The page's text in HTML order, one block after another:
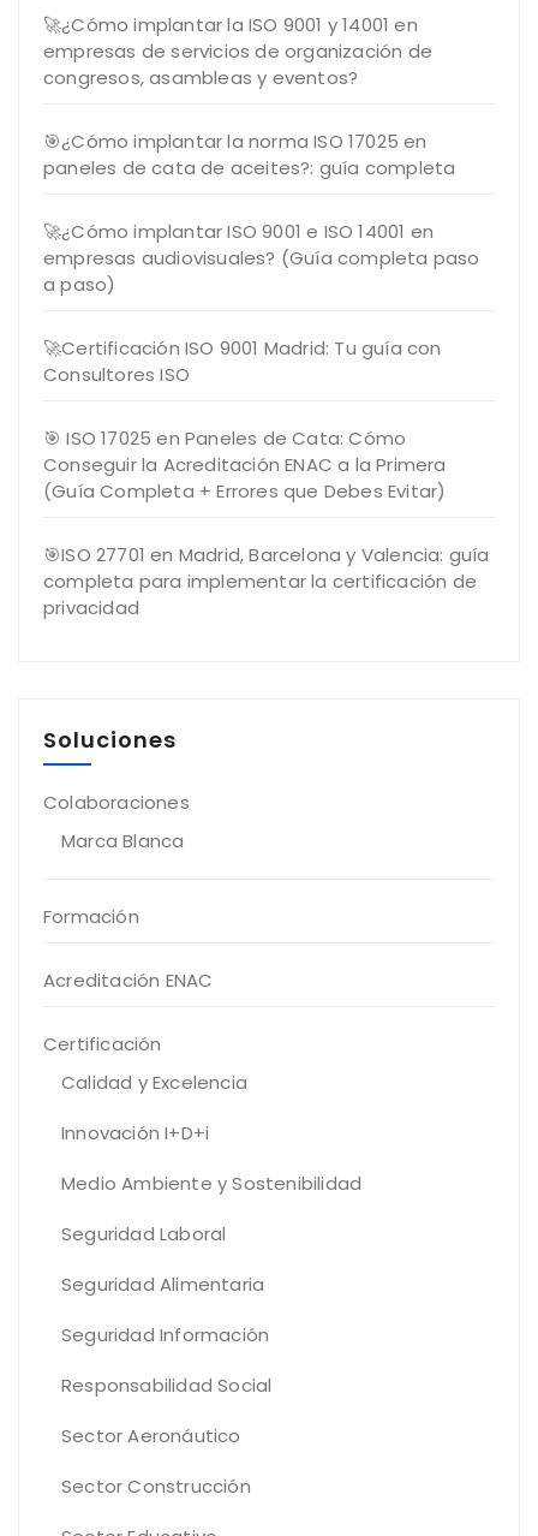
🚀¿Cómo implantar la ISO 9001 y 14001 en
empresas de servicios de organización de
congresos, asambleas y eventos?
🎯¿Cómo implantar la norma ISO 17025 en
paneles de cata de aceites?: guía completa
🚀¿Cómo implantar ISO 9001 e ISO 14001 en
empresas audiovisuales? (Guía completa paso
a paso)
🚀Certificación ISO 9001 Madrid: Tu guía con
Consultores ISO
🎯 ISO 17025 en Paneles de Cata: Cómo
Conseguir la Acreditación ENAC a la Primera
(Guía Completa + Errores que Debes Evitar)
🎯ISO 27701 en Madrid, Barcelona y Valencia: guía
completa para implementar la certificación de
privacidad
Soluciones
Colaboraciones
Marca Blanca
Formación
Acreditación ENAC
Certificación
Calidad y Excelencia
Innovación I+D+i
Medio Ambiente y Sostenibilidad
Seguridad Laboral
Seguridad Alimentaria
Seguridad Información
Responsabilidad Social
Sector Aeronáutico
Sector Construcción